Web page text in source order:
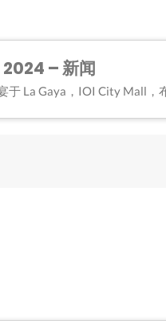
– 新闻
于 La Gaya，IOI City Mall，